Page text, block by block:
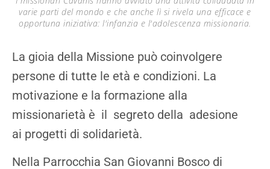
varie parti del mondo e che anche lì si rivela una efficace e
opportuna iniziativa: l'infanzia e l'adolescenza missionaria.
La gioia della Missione può coinvolgere
persone di tutte le età e condizioni. La
motivazione e la formazione alla
missionarietà è il segreto della adesione
ai progetti di solidarietà.
Nella Parrocchia San Giovanni Bosco di